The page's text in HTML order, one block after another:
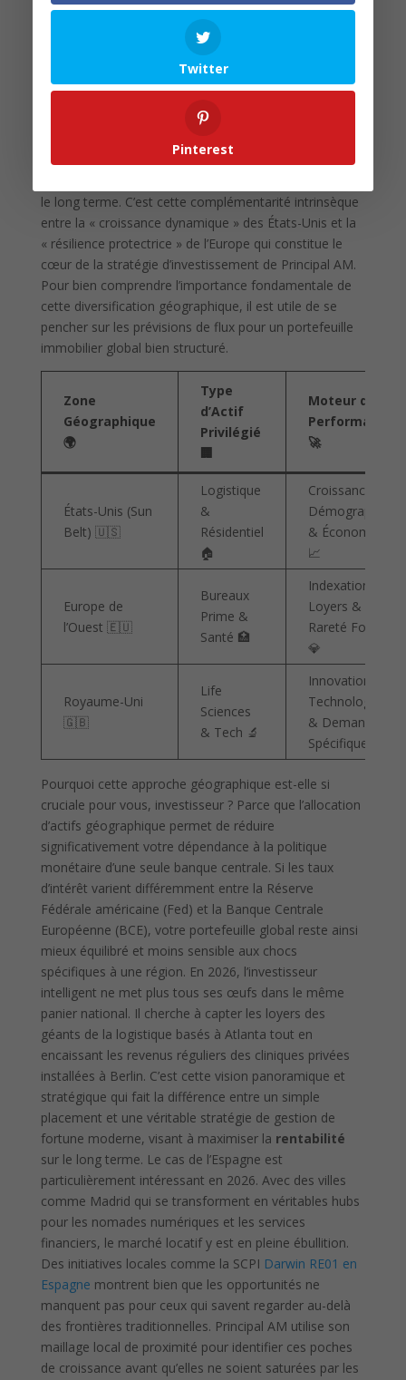
l’Europe offre un visage plus serein, mais tout aussi
prometteur en termes de rentabilité. Dans les marchés
européens matures, l’optimisation financière repose
davantage sur la rareté foncière, particulièrement dans
les grandes métropoles, et sur des baux souvent plus
longs et mieux indexés sur l’inflation. À Paris, Munich
immeubles sont limitées, ce qui protège la valeur des
le long terme. C’est cette complémentarité intrinsèque
entre la « croissance dynamique » des États-Unis et la
« résilience protectrice » de l’Europe qui constitue le
cœur de la stratégie d’investissement de Principal AM.
Pour bien comprendre l’importance fondamentale de
cette diversification géographique, il est utile de se
pencher sur les prévisions de flux pour un portefeuille
immobilier global bien structuré.
Zone
Géographique
🌍
Type
d’Actif
Privilégié
🏢
Moteur de
Performance
🚀
États-Unis (Sun
Belt) 🇺🇸
Logistique
&
Résidentiel
🏠
Croissance
Démographique
& Économique
📈
Europe de
l’Ouest 🇪🇺
Bureaux
Prime &
Santé 🏥
Indexation des
Loyers &
Rareté Foncière
💎
Royaume-Uni
🇬🇧
Life
Sciences
& Tech 🔬
Innovation
Technologique
& Demande
Spécifique 💡
Pourquoi cette approche géographique est-elle si
cruciale pour vous, investisseur ? Parce que l’allocation
d’actifs géographique permet de réduire
significativement votre dépendance à la politique
monétaire d’une seule banque centrale. Si les taux
d’intérêt varient différemment entre la Réserve
Fédérale américaine (Fed) et la Banque Centrale
Européenne (BCE), votre portefeuille global reste ainsi
mieux équilibré et moins sensible aux chocs
spécifiques à une région. En 2026, l’investisseur
intelligent ne met plus tous ses œufs dans le même
panier national. Il cherche à capter les loyers des
géants de la logistique basés à Atlanta tout en
encaissant les revenus réguliers des cliniques privées
installées à Berlin. C’est cette vision panoramique et
stratégique qui fait la différence entre un simple
placement et une véritable stratégie de gestion de
fortune moderne, visant à maximiser la rentabilité
sur le long terme. Le cas de l’Espagne est
particulièrement intéressant en 2026. Avec des villes
comme Madrid qui se transforment en véritables hubs
pour les nomades numériques et les services
financiers, le marché locatif y est en pleine ébullition.
Des initiatives locales comme la SCPI Darwin RE01 en
Espagne montrent bien que les opportunités ne
manquent pas pour ceux qui savent regarder au-delà
des frontières traditionnelles. Principal AM utilise son
maillage local de proximité pour identifier ces poches
de croissance avant qu’elles ne soient saturées par les
Twitter
Pinterest